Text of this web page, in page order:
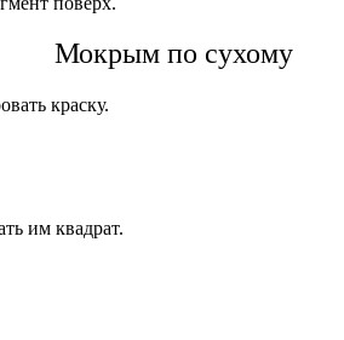
Мокрым по сухому
краску.
им квадрат.